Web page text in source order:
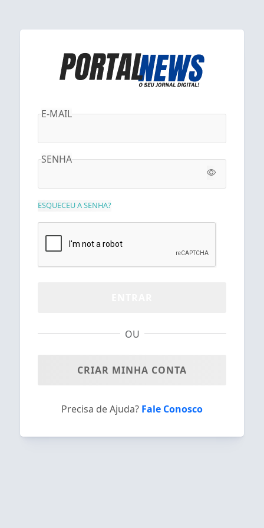
E-MAIL
SENHA
ESQUECEU A SENHA?
OU
CRIAR MINHA CONTA
Precisa de Ajuda? Fale Conosco